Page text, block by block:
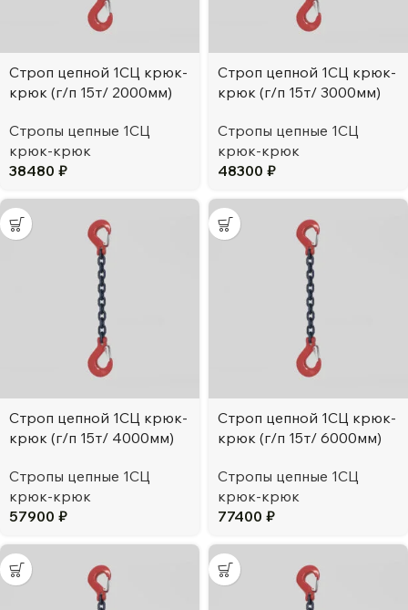
Строп цепной 1СЦ крюк-
крюк (г/п 15т/ 2000мм)
Стропы цепные 1СЦ
крюк-крюк
38480 ₽
Строп цепной 1СЦ крюк-
крюк (г/п 15т/ 3000мм)
Стропы цепные 1СЦ
крюк-крюк
48300 ₽
Строп цепной 1СЦ крюк-
крюк (г/п 15т/ 4000мм)
Стропы цепные 1СЦ
крюк-крюк
57900 ₽
Строп цепной 1СЦ крюк-
крюк (г/п 15т/ 6000мм)
Стропы цепные 1СЦ
крюк-крюк
77400 ₽